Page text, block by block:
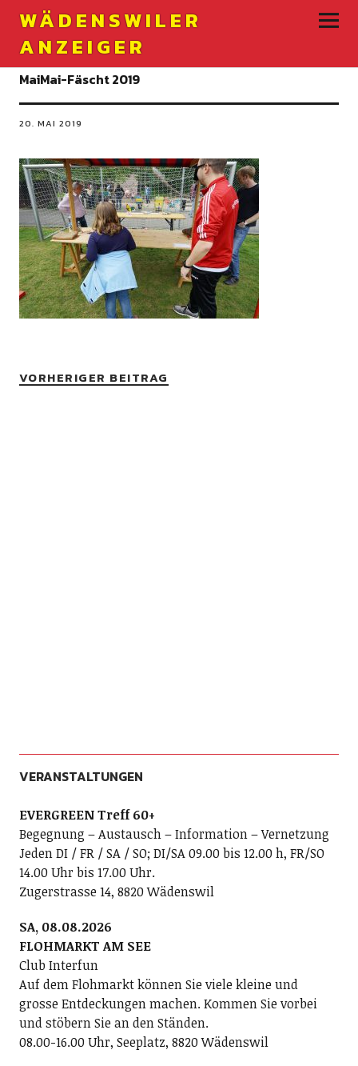
WÄDENSWILER
ANZEIGER
MaiMai-Fäscht 2019
20. MAI 2019
VORHERIGER BEITRAG
VERANSTALTUNGEN
EVERGREEN Treff 60+
Begegnung – Austausch – Information – Vernetzung
Jeden DI / FR / SA / SO; DI/SA 09.00 bis 12.00 h, FR/SO
14.00 Uhr bis 17.00 Uhr.
Zugerstrasse 14, 8820 Wädenswil
SA, 08.08.2026
FLOHMARKT AM SEE
Club Interfun
Auf dem Flohmarkt können Sie viele kleine und
grosse Entdeckungen machen. Kommen Sie vorbei
und stöbern Sie an den Ständen.
08.00-16.00 Uhr, Seeplatz, 8820 Wädenswil